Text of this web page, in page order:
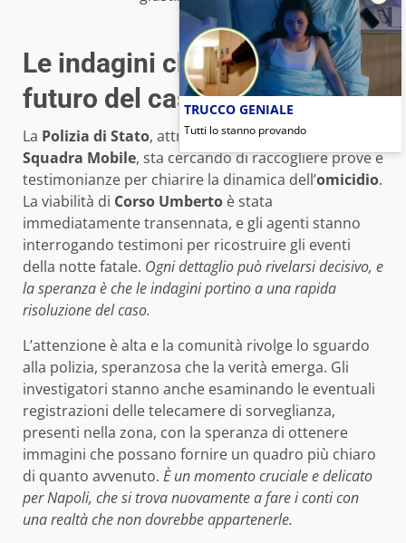
Le indagini che definiranno il
futuro del caso
La Polizia di Stato, attraverso le indagini della
Squadra Mobile, sta cercando di raccogliere prove e
testimonianze per chiarire la dinamica dell’omicidio.
La viabilità di Corso Umberto è stata
immediatamente transennata, e gli agenti stanno
interrogando testimoni per ricostruire gli eventi
della notte fatale. Ogni dettaglio può rivelarsi decisivo, e
la speranza è che le indagini portino a una rapida
risoluzione del caso.
L’attenzione è alta e la comunità rivolge lo sguardo
alla polizia, speranzosa che la verità emerga. Gli
investigatori stanno anche esaminando le eventuali
registrazioni delle telecamere di sorveglianza,
presenti nella zona, con la speranza di ottenere
immagini che possano fornire un quadro più chiaro
di quanto avvenuto. È un momento cruciale e delicato
per Napoli, che si trova nuovamente a fare i conti con
una realtà che non dovrebbe appartenerle.
TRUCCO GENIALE
Tutti lo stanno provando